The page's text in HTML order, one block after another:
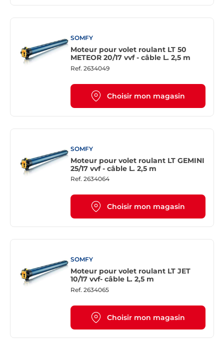
SOMFY
Moteur pour volet roulant LT 50
METEOR 20/17 vvf - câble L. 2,5 m
Ref. 2634049
Choisir mon magasin
SOMFY
Moteur pour volet roulant LT GEMINI
25/17 vvf - câble L. 2,5 m
Ref. 2634064
Choisir mon magasin
SOMFY
Moteur pour volet roulant LT JET
10/17 vvf- câble L. 2,5 m
Ref. 2634065
Choisir mon magasin